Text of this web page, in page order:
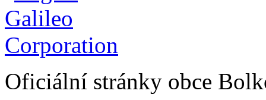
Oficiální stránky obce